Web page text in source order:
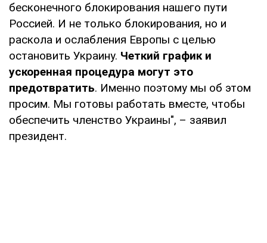
бесконечного блокирования нашего пути
Россией. И не только блокирования, но и
раскола и ослабления Европы с целью
остановить Украину. Четкий график и
ускоренная процедура могут это
предотвратить. Именно поэтому мы об этом
просим. Мы готовы работать вместе, чтобы
обеспечить членство Украины", – заявил
президент.